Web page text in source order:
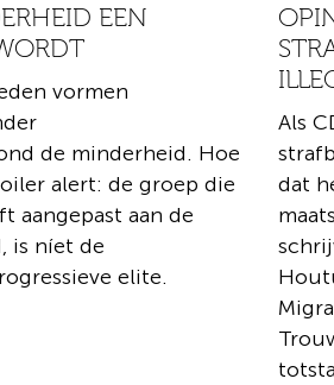
EEN
vormen
de minderheid. Hoe
alert: de groep die
aangepast aan de
is níet de
elite.
Als
dat